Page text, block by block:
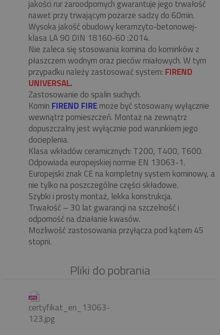
jakości rur żaroodpornych gwarantuje jego trwałość
nawet przy trwającym pożarze sadzy do 60min.
Wysoka jakość obudowy keramzyto-betonowej-
klasa LA 90 DIN 18160-60 :2014.
Nie zaleca się stosowania komina do kominków z
płaszczem wodnym oraz pieców miałowych. W tym
przypadku należy zastosować system: FIREND
UNIVERSAL.
Zastosowanie do spalin suchych.
Komin FIREND FIREmoże być stosowany wyłącznie
wewnątrz pomieszczeń. Montaż na zewnątrz
dopuszczalny jest wyłącznie pod warunkiem jego
docieplenia.
Klasa wkładów ceramicznych: T200, T400, T600.
Odpowiada europejskiej normie EN 13063-1.
Europejski znak CE na kompletny system kominowy, a
nie tylko na poszczególne części składowe.
Szybki i prosty montaż, lekka konstrukcja.
Trwałość – 30 lat gwarancji na szczelność i
odporność na działanie kwasów.
Możliwość zastosowania przyłącza pod kątem 45
stopni.
Pliki do pobrania
certyfikat_en_13063-
123.jpg